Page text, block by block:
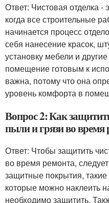
Ответ: Чистовая отделка -
когда все строительные
начинается процесс
себя нанесение красок,
установку мебели и
помещение готовым к
важна, потому что она
уровень комфорта в
Вопрос 2: Как
пыли и грязи во время
Ответ: Чтобы защитить
во время ремонта,
защитные покрытия, такие
которые можно наклеить
необходимо защитить.